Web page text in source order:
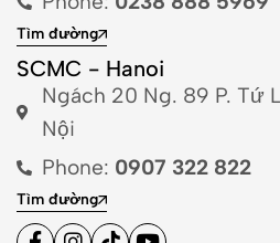
Tìm đường
SCMC - Hanoi
Ngách 20 Ng. 89 P. Tứ
Nội
Phone: 0907 322 822
Tìm đường